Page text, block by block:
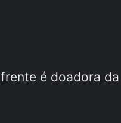
é doadora